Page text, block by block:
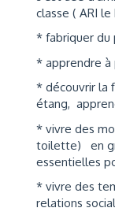
classe ( ARI
* fabriquer du
* apprendre à
* découvrir la
étang,
* vivre des
toilette) en
essentielles
* vivre des
relations